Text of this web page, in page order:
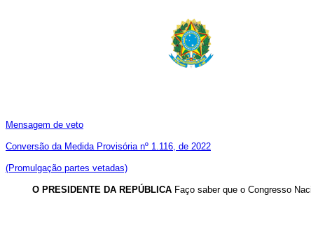
Mensagem de veto
Conversão da Medida Provisória nº 1.116, de 2022
(Promulgação partes vetadas)
O PRESIDENTE DA REPÚBLICA Faço saber que o Congresso